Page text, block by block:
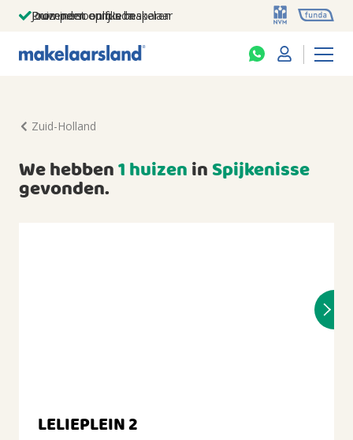
Jouw persoonlijke makelaar
Duizenden euro's besparen
Prominent op funda
Zuid-Holland
We hebben1 huizeninSpijkenisse
gevonden.
LELIEPLEIN 2